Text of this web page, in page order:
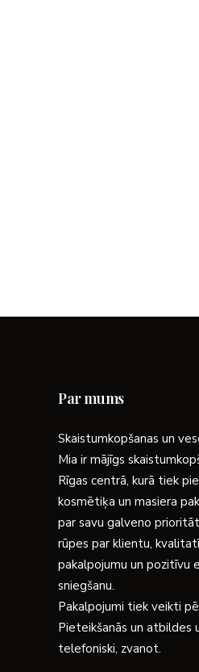
Par mums
Skaistumkopšanas un
Mia ir mājīgs
Rīgas centrā, kurā tiek
kosmētiķa un masiera
par savu galveno
rūpes par klientu,
pakalpojumu un pozitīvu
sniegšanu.
Pakalpojumi tiek veikti
Pieteikšanās un atbildes
telefoniski, zvanot.